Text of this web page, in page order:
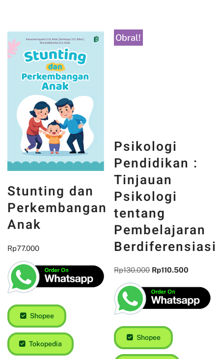
Stunting dan
Perkembangan
Anak
Rp77.000
Shopee
Tokopedia
Obral!
Psikologi
Pendidikan :
Tinjauan
Psikologi
tentang
Pembelajaran
Berdiferensiasi
Rp130.000 Rp110.500